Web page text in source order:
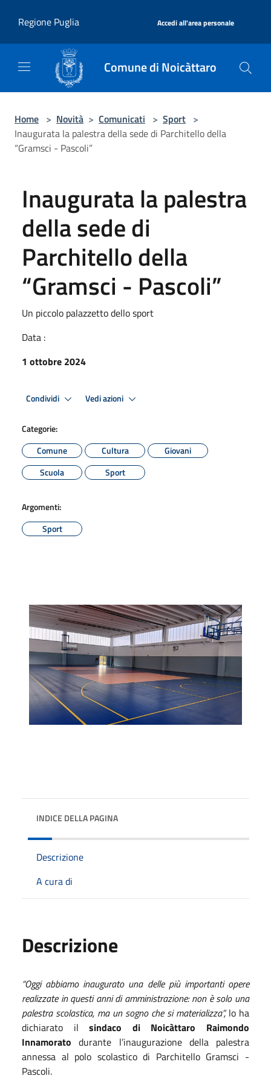
Regione Puglia
Accedi all'area personale
Comune di Noicàttaro
Home > Novità > Comunicati > Sport >
Inaugurata la palestra della sede di Parchitello della
“Gramsci - Pascoli”
Inaugurata la palestra
della sede di
Parchitello della
“Gramsci - Pascoli”
Un piccolo palazzetto dello sport
Data :
1 ottobre 2024
Condividi Vedi azioni
Categorie:
Comune
Cultura
Giovani
Scuola
Sport
Argomenti:
Sport
INDICE DELLA PAGINA
Descrizione
A cura di
Descrizione
“Oggi abbiamo inaugurato una delle più importanti opere
realizzate in questi anni di amministrazione: non è solo una
palestra scolastica, ma un sogno che si materializza”,lo ha
dichiarato ilsindaco di Noicàttaro Raimondo
Innamorato durante l’inaugurazione della palestra
annessa al polo scolastico di Parchitello Gramsci -
Pascoli.